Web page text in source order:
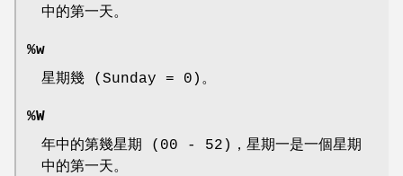
中的第一天。
%w
星期幾 (Sunday = 0)。
%W
年中的第幾星期 (00 - 52)，星期一是一個星期
中的第一天。